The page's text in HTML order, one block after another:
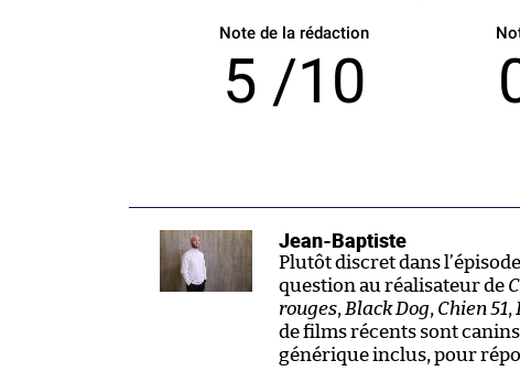
Note de la rédaction
5 /10
Jean-Baptiste
Plutôt discret dans
question au réalisateur de
rouges, Black Dog, Chien 51,
de films récents sont canins
générique inclus, pour